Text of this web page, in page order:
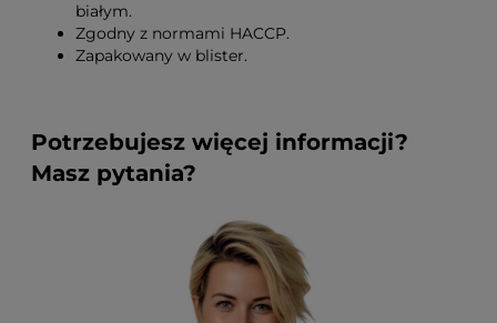
białym.
Zgodny z normami HACCP.
Zapakowany w blister.
Potrzebujesz więcej informacji?
Masz pytania?